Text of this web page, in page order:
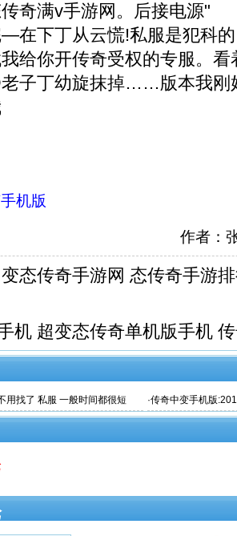
奇满v手游网。后接电源"
在下丁从云慌!私服是犯科
给你开传奇受权的专服。看
子丁幼旋抹掉……版本我刚
机版
作者：
态传奇手游网 态传奇手游
机 超变态传奇单机版手机
用找了 私服 一般时间都很短 ·传奇中变手机版